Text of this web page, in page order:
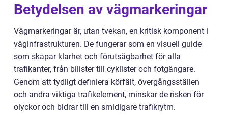
Betydelsen av vägmarkeringar
Vägmarkeringar är, utan tvekan, en kritisk komponent i
väginfrastrukturen. De fungerar som en visuell guide
som skapar klarhet och förutsägbarhet för alla
trafikanter, från bilister till cyklister och fotgängare.
Genom att tydligt definiera körfält, övergångsställen
och andra viktiga trafikelement, minskar de risken för
olyckor och bidrar till en smidigare trafikrytm.